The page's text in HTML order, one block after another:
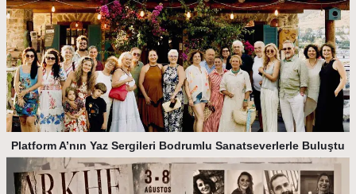
Platform A’nın Yaz Sergileri Bodrumlu Sanatseverlerle Buluştu